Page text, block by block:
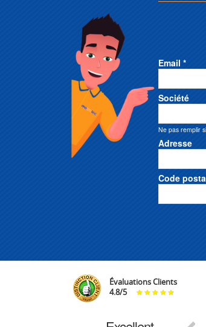
Email *
Société
Ne pas remplir
Adresse
Code
Évaluations Clients
4.8/5